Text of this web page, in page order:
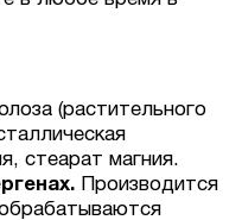
(растительного
стеарат магния.
Производится